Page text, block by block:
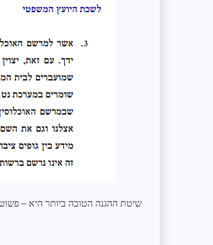
שיטת ההגנה הטובה ביותר היא –